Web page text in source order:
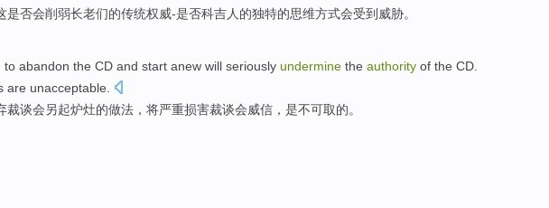
是否会削弱长老们的传统权威-是否科吉人 的独特的思维方式会受到威胁。
to abandon the CD and start anew will seriously undermine the authority of the CD.
are unacceptable.
裁谈会另起炉灶的做法， 将严重损害裁谈会威信 ， 是不可取的。